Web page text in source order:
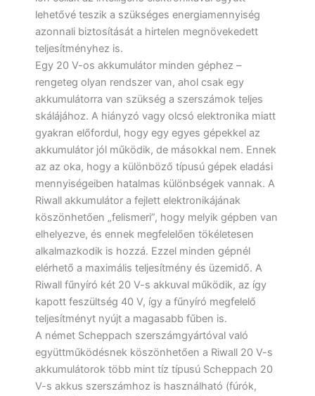
lehetővé teszik a szükséges energiamennyiség
azonnali biztosítását a hirtelen megnövekedett
teljesítményhez is.
Egy 20 V-os akkumulátor minden géphez –
rengeteg olyan rendszer van, ahol csak egy
akkumulátorra van szükség a szerszámok teljes
skálájához. A hiányzó vagy olcsó elektronika miatt
gyakran előfordul, hogy egy egyes gépekkel az
akkumulátor jól működik, de másokkal nem. Ennek
az az oka, hogy a különböző típusú gépek eladási
mennyiségeiben hatalmas különbségek vannak. A
Riwall akkumulátor a fejlett elektronikájának
köszönhetően „felismeri”, hogy melyik gépben van
elhelyezve, és ennek megfelelően tökéletesen
alkalmazkodik is hozzá. Ezzel minden gépnél
elérhető a maximális teljesítmény és üzemidő. A
Riwall fűnyíró két 20 V-s akkuval működik, az így
kapott feszültség 40 V, így a fűnyíró megfelelő
teljesítményt nyújt a magasabb fűben is.
A német Scheppach szerszámgyártóval való
együttműködésnek köszönhetően a Riwall 20 V-s
akkumulátorok több mint tíz típusú Scheppach 20
V-s akkus szerszámhoz is használható (fúrók,